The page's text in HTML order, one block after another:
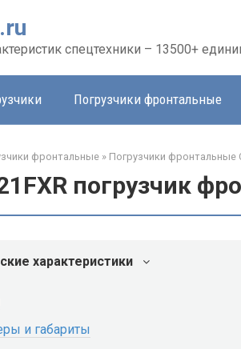
спецтехники – 13500+
Погрузчики фронтальные
фронтальные » Погрузчики фронтальные
погрузчик
характеристики
и габариты